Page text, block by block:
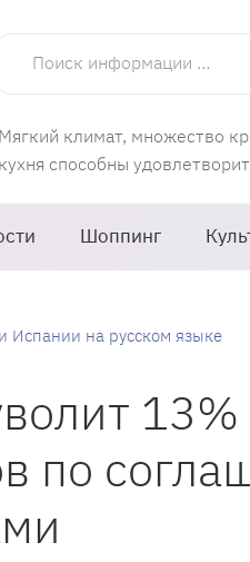
информации об Испании
Мягкий климат, множество
кухня способны
Шоппинг
Испании на русском языке
13%
по